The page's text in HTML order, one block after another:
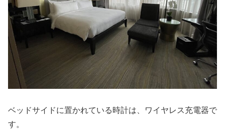
ベッドサイドに置かれている時計は、ワイヤレス充電器で
す。